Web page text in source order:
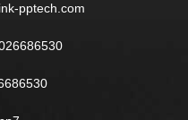
pptech.com